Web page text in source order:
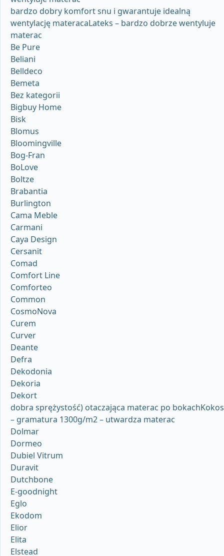
bardzo dobry komfort snu i gwarantuje idealną
wentylację materacaLateks – bardzo dobrze wentyluje
materac
Be Pure
Beliani
Belldeco
Bemeta
Bez kategorii
Bigbuy Home
Bisk
Blomus
Bloomingville
Bog-Fran
BoLove
Boltze
Brabantia
Burlington
Cama Meble
Carmani
Caya Design
Cersanit
Comad
Comfort Line
Comforteo
Common
CosmoNova
Curem
Curver
Deante
Defra
Dekodonia
Dekoria
Dekort
dobra sprężystość) otaczająca materac po bokachKokos
– gramatura 1300g/m2 – utwardza materac
Dolmar
Dormeo
Dubiel Vitrum
Duravit
Dutchbone
E-goodnight
Eglo
Ekodom
Elior
Elita
Elstead